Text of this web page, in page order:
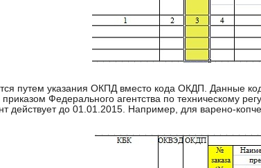
путем указания ОКПД вместо кода ОКДП. Данные
Федерального агентства по техническому
действует до 01.01.2015. Например, для варено-